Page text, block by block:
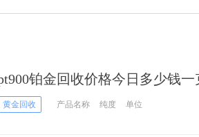
铂金回收价格今日多少钱一
黄金回收 产品名称 纯度 单位